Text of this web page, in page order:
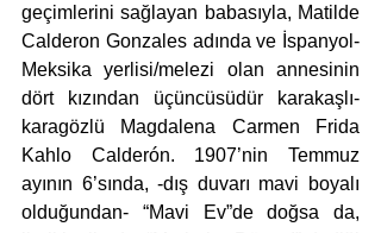
geçimlerini sağlayan babasıyla, Matilde
Calderon Gonzales adında ve İspanyol-
Meksika yerlisi/melezi olan annesinin
dört kızından üçüncüsüdür karakaşlı-
karagözlü Magdalena Carmen Frida
Kahlo Calderón. 1907’nin Temmuz
ayının 6’sında, -dış duvarı mavi boyalı
olduğundan- “Mavi Ev”de doğsa da,